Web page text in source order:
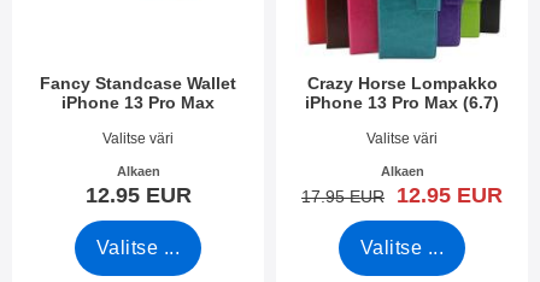
Fancy Standcase Wallet
iPhone 13 Pro Max
Tuote.nro 44799
Valitse väri
Alkaen
12.95 EUR
Valitse ...
Crazy Horse Lompakko
iPhone 13 Pro Max (6.7)
Tuote.nro 42123
Valitse väri
Alkaen
vanha hinta
17.95 EUR uusi hinta
12.95 EUR
Valitse ...